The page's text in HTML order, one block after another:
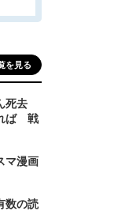
を見る
死去
ば 戦
マ漫画
数の読